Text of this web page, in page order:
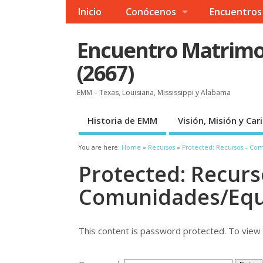
Inicio Conócenos
Encuentro
(2667)
EMM – Texas, Louisiana, Mississippi y Alabama
Historia de EMM Visión, Misión y
You are here: Home » Recursos » Protected: Recursos –
Protected:
Comunidades/
This content is password protected. To